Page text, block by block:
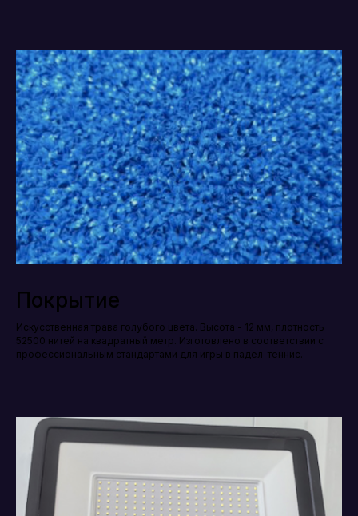
Покрытие
Искусственная трава голубого цвета. Высота - 12 мм, плотность
52500 нитей на квадратный метр. Изготовлено в соответствии с
профессиональным стандартами для игры в падел-теннис.